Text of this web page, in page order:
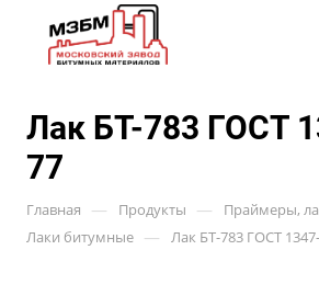
Лак БТ-783 ГОСТ
77
Главная — Продукты — Праймеры,
Лаки битумные — Лак БТ-783 ГОСТ